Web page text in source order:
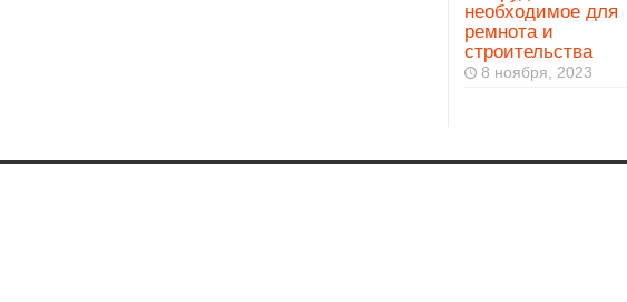
необходимое для
ремнота и
строительства
8 ноября, 2023